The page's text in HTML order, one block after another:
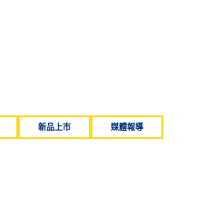
新品上市 媒體報導